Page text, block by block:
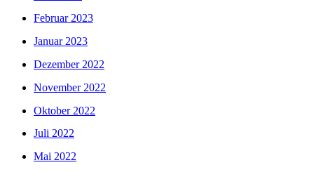
Februar 2023
Januar 2023
Dezember 2022
November 2022
Oktober 2022
Juli 2022
Mai 2022